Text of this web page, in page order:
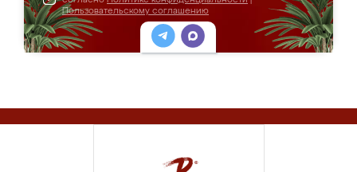
Пользовательскому соглашению